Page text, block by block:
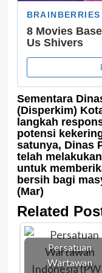
Sementara
(Disperkim)
langkah
potensi
satunya, Dinas
telah
untuk
bersih bagi
(Mar)
Related
Persatuan
Wartawan